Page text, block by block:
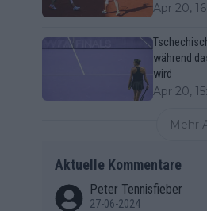
Apr 20,
während
wird
Apr 20,
Mehr
Aktuelle Kommentare
Peter Tennisfieber
27-06-2024